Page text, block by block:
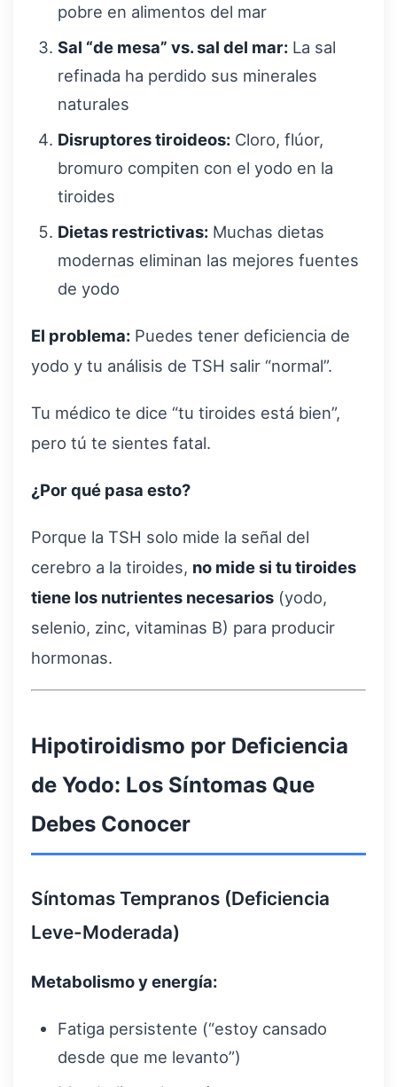
pobre en alimentos del mar
Sal “de mesa” vs. sal del mar: La sal
refinada ha perdido sus minerales
naturales
Disruptores tiroideos: Cloro, flúor,
bromuro compiten con el yodo en la
tiroides
Dietas restrictivas: Muchas dietas
modernas eliminan las mejores fuentes
de yodo
El problema: Puedes tener deficiencia de
yodo y tu análisis de TSH salir “normal”.
Tu médico te dice “tu tiroides está bien”,
pero tú te sientes fatal.
¿Por qué pasa esto?
Porque la TSH solo mide la señal del
cerebro a la tiroides, no mide si tu tiroides
tiene los nutrientes necesarios (yodo,
selenio, zinc, vitaminas B) para producir
hormonas.
Hipotiroidismo por Deficiencia
de Yodo: Los Síntomas Que
Debes Conocer
Síntomas Tempranos (Deficiencia
Leve-Moderada)
Metabolismo y energía:
Fatiga persistente (“estoy cansado
desde que me levanto”)